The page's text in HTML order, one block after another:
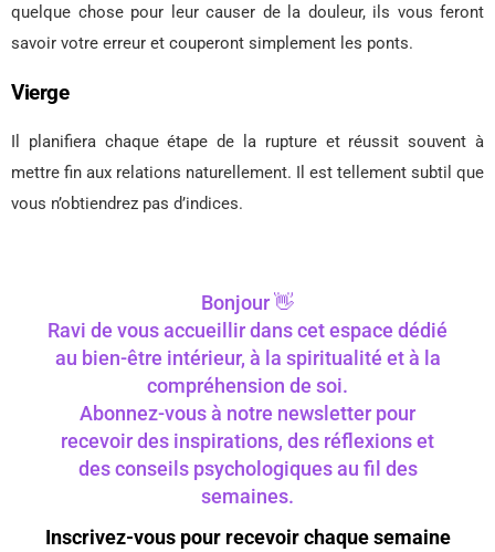
quelque chose pour leur causer de la douleur, ils vous feront
savoir votre erreur et couperont simplement les ponts.
Vierge
Il planifiera chaque étape de la rupture et réussit souvent à
mettre fin aux relations naturellement. Il est tellement subtil que
vous n’obtiendrez pas d’indices.
Bonjour 👋
Ravi de vous accueillir dans cet espace dédié
au bien-être intérieur, à la spiritualité et à la
compréhension de soi.
Abonnez-vous à notre newsletter pour
recevoir des inspirations, des réflexions et
des conseils psychologiques au fil des
semaines.
Inscrivez-vous pour recevoir chaque semaine